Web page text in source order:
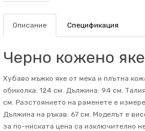
Описание Спецификация
Черно кожено
Хубаво мъжко яке от мека и плътна
обиколка: 124 см. Дължина: 94 см.
см. Разстоянието на раменете е
Дължина на ръкав: 67 см. Mоделът е
за по-ниската цена са изключително